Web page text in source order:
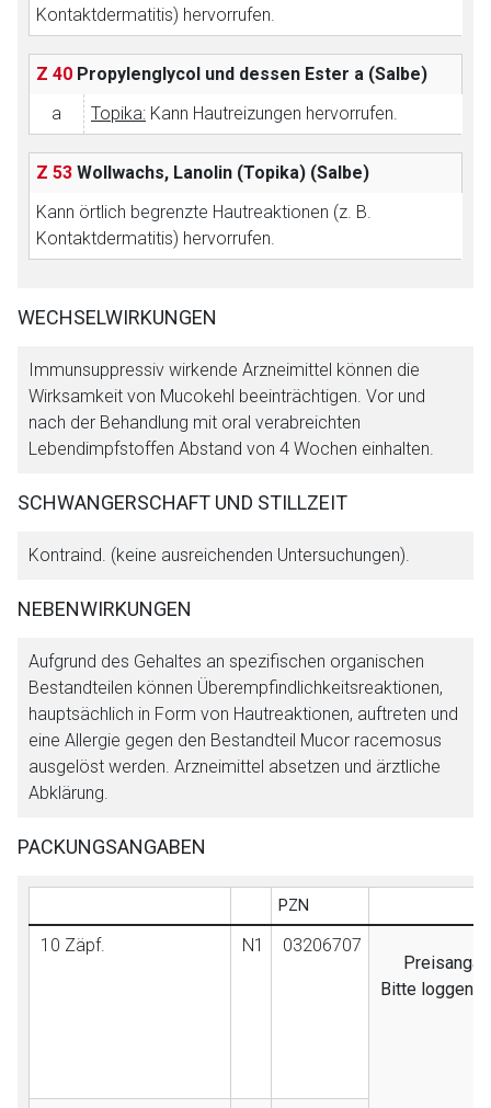
Kontaktdermatitis) hervorrufen.
Z 40 Propylenglycol und dessen Ester a (Salbe)
a
Topika: Kann Hautreizungen hervorrufen.
Z 53 Wollwachs, Lanolin (Topika) (Salbe)
Kann örtlich begrenzte Hautreaktionen (z. B.
Kontaktdermatitis) hervorrufen.
WECHSELWIRKUNGEN
Immunsuppressiv wirkende Arzneimittel können die
Wirksamkeit von Mucokehl beeinträchtigen. Vor und
nach der Behandlung mit oral verabreichten
Lebendimpfstoffen Abstand von 4 Wochen einhalten.
SCHWANGERSCHAFT UND STILLZEIT
Kontraind. (keine ausreichenden Untersuchungen).
NEBENWIRKUNGEN
Aufgrund des Gehaltes an spezifischen organischen
Bestandteilen können Überempfindlichkeitsreaktionen,
hauptsächlich in Form von Hautreaktionen, auftreten und
eine Allergie gegen den Bestandteil Mucor racemosus
ausgelöst werden. Arzneimittel absetzen und ärztliche
Abklärung.
PACKUNGSANGABEN
PZN
10 Zäpf. N1
03206707
Bitte loggen